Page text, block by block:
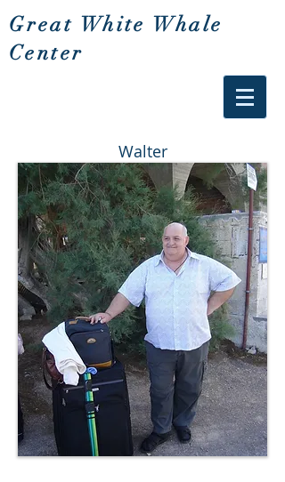
Great White Whale
Center
Walter